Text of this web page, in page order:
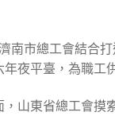
南市總工會結合
夜平臺，為職工
山東省總工會摸